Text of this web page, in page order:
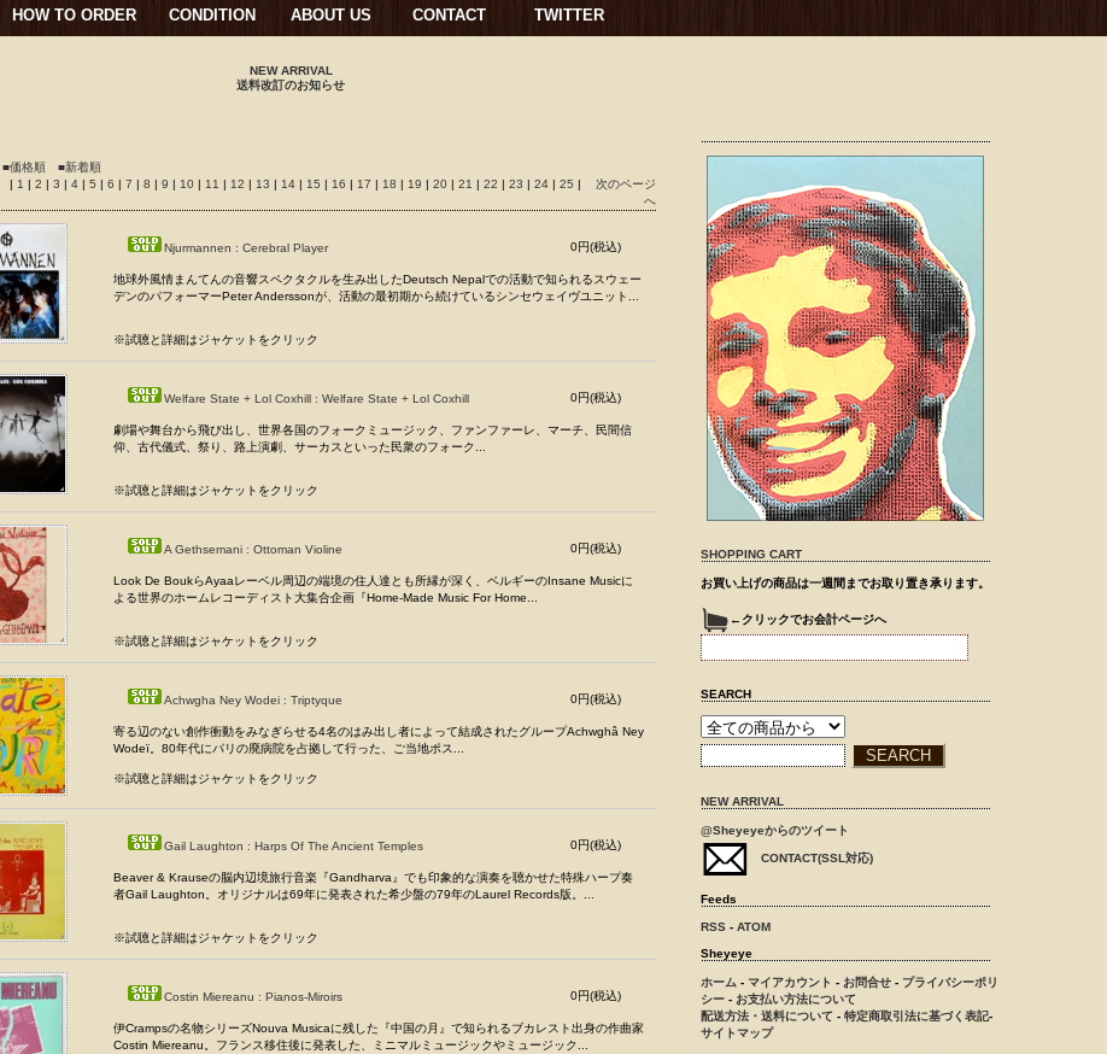
HOW TO ORDER CONDITION ABOUT US CONTACT TWITTER
NEW ARRIVAL
送料改訂のお知らせ
■価格順
■新着順
| 1 | 2 | 3 | 4 | 5 | 6 | 7 | 8 | 9 | 10 | 11 | 12 | 13 | 14 | 15 | 16 | 17 | 18 | 19 | 20 | 21 | 22 | 23 | 24 | 25 | 次のページ
へ
Njurmannen : Cerebral Player 0円(税込)
地球外風情まんてんの音響スペクタクルを生み出したDeutsch Nepalでの活動で知られるスウェー
デンのパフォーマーPeter Anderssonが、活動の最初期から続けているシンセウェイヴユニット...
※試聴と詳細はジャケットをクリック
Welfare State + Lol Coxhill : Welfare State + Lol Coxhill 0円(税込)
劇場や舞台から飛び出し、世界各国のフォークミュージック、ファンファーレ、マーチ、民間信
仰、古代儀式、祭り、路上演劇、サーカスといった民衆のフォーク...
※試聴と詳細はジャケットをクリック
A Gethsemani : Ottoman Violine 0円(税込)
Look De BoukらAyaaレーベル周辺の端境の住人達とも所縁が深く、ベルギーのInsane Musicに
よる世界のホームレコーディスト大集合企画『Home-Made Music For Home...
※試聴と詳細はジャケットをクリック
Achwgha Ney Wodei : Triptyque 0円(税込)
寄る辺のない創作衝動をみなぎらせる4名のはみ出し者によって結成されたグループAchwghâ Ney
Wodeï。80年代にパリの廃病院を占拠して行った、ご当地ポス...
※試聴と詳細はジャケットをクリック
Gail Laughton : Harps Of The Ancient Temples 0円(税込)
Beaver & Krauseの脳内辺境旅行音楽『Gandharva』でも印象的な演奏を聴かせた特殊ハープ奏
者Gail Laughton。オリジナルは69年に発表された希少盤の79年のLaurel Records版。...
※試聴と詳細はジャケットをクリック
Costin Miereanu : Pianos-Miroirs 0円(税込)
伊Crampsの名物シリーズNouva Musicaに残した『中国の月』で知られるブカレスト出身の作曲家
Costin Miereanu。フランス移住後に発表した、ミニマルミュージックやミュージック...
SHOPPING CART
お買い上げの商品は一週間までお取り置き承ります。
←クリックでお会計ページへ
SEARCH
NEW ARRIVAL
@Sheyeyeからのツイート
CONTACT(SSL対応)
Feeds
RSS - ATOM
Sheyeye
ホーム - マイアカウント - お問合せ - プライバシーポリ
シー - お支払い方法について
配送方法・送料について - 特定商取引法に基づく表記-
サイトマップ